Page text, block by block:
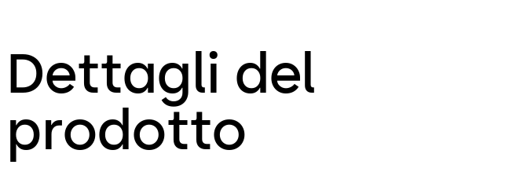
Dettagli del
prodotto